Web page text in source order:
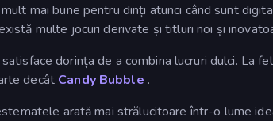
mai bune pentru dinți atunci când sunt
multe jocuri derivate și titluri noi și
dorința de a combina lucruri dulci. La
decât Candy Bubble .
arată mai strălucitoare într-o lume